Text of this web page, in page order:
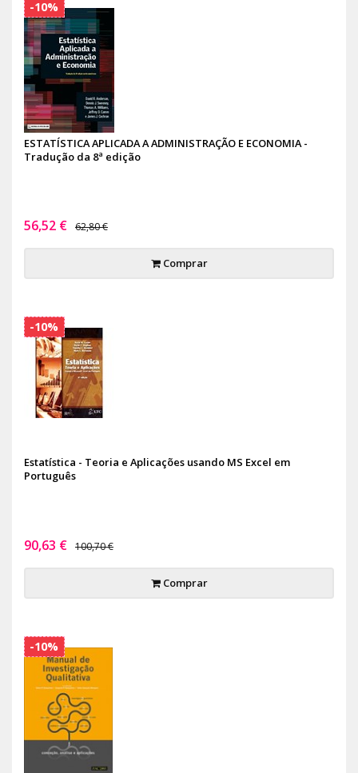
ESTATÍSTICA APLICADA A ADMINISTRAÇÃO E ECONOMIA -
Tradução da 8ª edição
56,52 € 62,80 €
Comprar
-10%
Estatística - Teoria e Aplicações usando MS Excel em
Português
90,63 € 100,70 €
Comprar
-10%
-10%